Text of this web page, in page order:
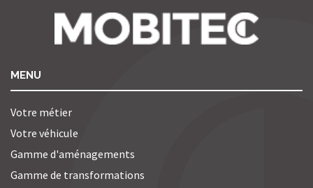
MENU
Votre métier
Votre véhicule
Gamme d'aménagements
Gamme de transformations